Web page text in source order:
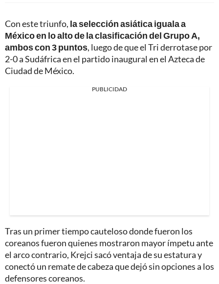
Con este triunfo, la selección asiática iguala a
México en lo alto de la clasificación del Grupo A,
ambos con 3 puntos, luego de que el Tri derrotase por
2-0 a Sudáfrica en el partido inaugural en el Azteca de
Ciudad de México.
PUBLICIDAD
Tras un primer tiempo cauteloso donde fueron los
coreanos fueron quienes mostraron mayor ímpetu ante
el arco contrario, Krejci sacó ventaja de su estatura y
conectó un remate de cabeza que dejó sin opciones a los
defensores coreanos.